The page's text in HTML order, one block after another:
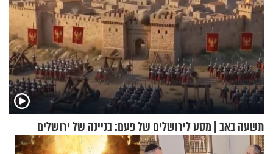
תשעה באב | מסע לירושלים של פעם: בניינה של ירושלים